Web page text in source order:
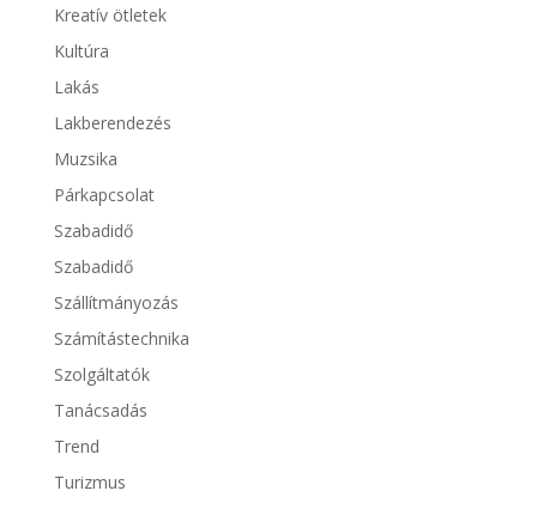
Kreatív ötletek
Kultúra
Lakás
Lakberendezés
Muzsika
Párkapcsolat
Szabadidő
Szabadidő
Szállítmányozás
Számítástechnika
Szolgáltatók
Tanácsadás
Trend
Turizmus